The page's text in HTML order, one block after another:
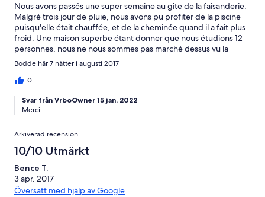
Nous avons passés une super semaine au gîte de la faisanderie.
Malgré trois jour de pluie, nous avons pu profiter de la piscine
puisqu'elle était chauffée, et de la cheminée quand il a fait plus
froid. Une maison superbe étant donner que nous étudions 12
personnes, nous ne nous sommes pas marché dessus vu la
superficie de la maison. Bref de super vacances Merci
Bodde här 7 nätter i augusti 2017
0
Svar från VrboOwner 15 jan. 2022
Merci
Arkiverad recension
10/10 Utmärkt
Bence T.
3 apr. 2017
Översätt med hjälp av Google